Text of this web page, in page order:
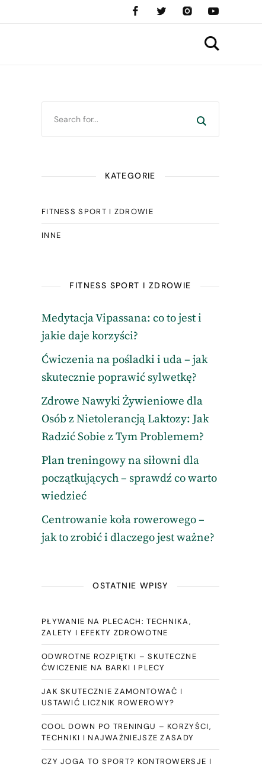
KATEGORIE
FITNESS SPORT I ZDROWIE
INNE
FITNESS SPORT I ZDROWIE
Medytacja Vipassana: co to jest i
jakie daje korzyści?
Ćwiczenia na pośladki i uda – jak
skutecznie poprawić sylwetkę?
Zdrowe Nawyki Żywieniowe dla
Osób z Nietolerancją Laktozy: Jak
Radzić Sobie z Tym Problemem?
Plan treningowy na siłowni dla
początkujących – sprawdź co warto
wiedzieć
Centrowanie koła rowerowego –
jak to zrobić i dlaczego jest ważne?
OSTATNIE WPISY
PŁYWANIE NA PLECACH: TECHNIKA,
ZALETY I EFEKTY ZDROWOTNE
ODWROTNE ROZPIĘTKI – SKUTECZNE
ĆWICZENIE NA BARKI I PLECY
JAK SKUTECZNIE ZAMONTOWAĆ I
USTAWIĆ LICZNIK ROWEROWY?
COOL DOWN PO TRENINGU – KORZYŚCI,
TECHNIKI I NAJWAŻNIEJSZE ZASADY
CZY JOGA TO SPORT? KONTROWERSJE I